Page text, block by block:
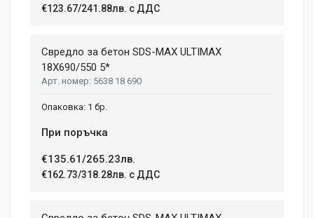
€123.67/241.88лв. с ДДС
Свредло за бетон SDS-MAX ULTIMAX
18X690/550 5*
5638 18 690
1 бр.
При поръчка
€135.61/265.23лв.
€162.73/318.28лв. с ДДС